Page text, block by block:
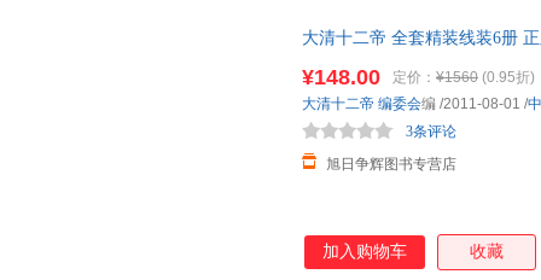
大清十二帝 全套精装线装6册
优惠 支持团购 免开发票
¥148.00 定价： ¥1560 (0.95折)
旭日争辉图书专营店
3条评论
大清十二帝 编委会编 /2011-08-01 /
加入购物车 收藏